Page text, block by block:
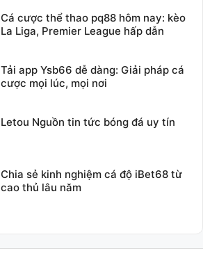
Cá cược thể thao pq88 hôm nay: kèo
La Liga, Premier League hấp dẫn
Tải app Ysb66 dễ dàng: Giải pháp cá
cược mọi lúc, mọi nơi
Letou Nguồn tin tức bóng đá uy tín
Chia sẻ kinh nghiệm cá độ iBet68 từ
cao thủ lâu năm